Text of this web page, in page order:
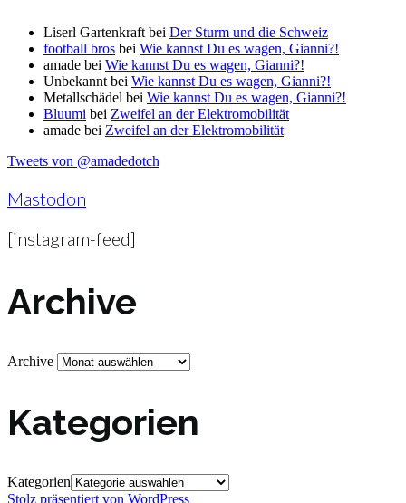
Liserl Gartenkraft bei Der Sturm und die Schweiz
football bros bei Wie kannst Du es wagen, Gianni?!
amade bei Wie kannst Du es wagen, Gianni?!
Unbekannt bei Wie kannst Du es wagen, Gianni?!
Metallschädel bei Wie kannst Du es wagen, Gianni?!
Bluumi bei Zweifel an der Elektromobilität
amade bei Zweifel an der Elektromobilität
Tweets von @amadedotch
Mastodon
[instagram-feed]
Archive
Archive
Kategorien
Kategorien
Stolz präsentiert von WordPress